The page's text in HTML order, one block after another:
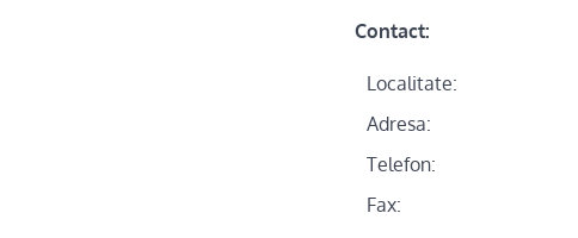
Contact:
Localitate:
Adresa:
Telefon:
Fax: